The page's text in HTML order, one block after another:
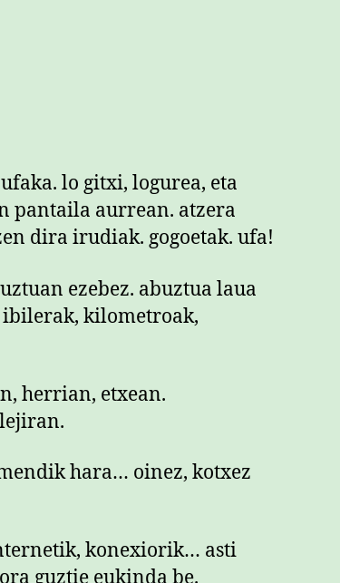
lo gitxi, logurea, eta
pantaila aurrean. atzera
dira irudiak. gogoetak. ufa!
ezebez. abuztua laua
ibilerak, kilometroak,
herrian, etxean.
hara… oinez, kotxez
konexiorik… asti